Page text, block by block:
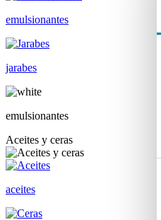
emulsionantes
jarabes
emulsionantes
Aceites y ceras
aceites